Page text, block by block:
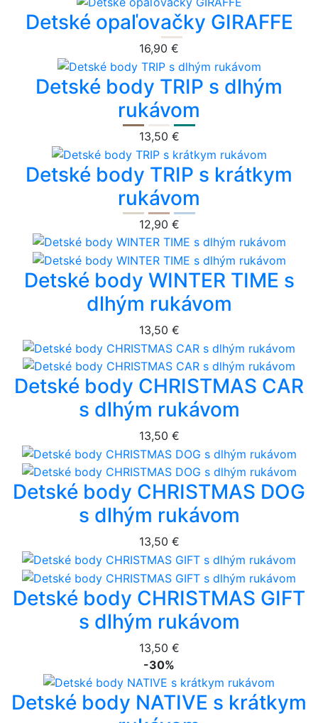
Detské opaľovačky GIRAFFE
16,90 €
Detské body TRIP s dlhým
rukávom
13,50 €
Detské body TRIP s krátkym
rukávom
12,90 €
Detské body WINTER TIME s
dlhým rukávom
13,50 €
Detské body CHRISTMAS CAR
s dlhým rukávom
13,50 €
Detské body CHRISTMAS DOG
s dlhým rukávom
13,50 €
Detské body CHRISTMAS GIFT
s dlhým rukávom
13,50 €
-30%
Detské body NATIVE s krátkym